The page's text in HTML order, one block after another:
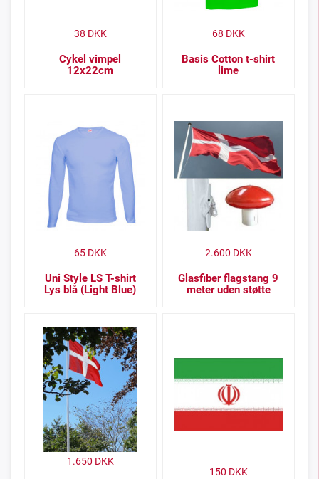
Cykel vimpel
12x22cm
38 DKK
Basis Cotton t-shirt
lime
68 DKK
Uni Style LS T-shirt
Lys blå (Light Blue)
65DKK
Glasfiber flagstang 9
meter uden støtte
2.600 DKK
1.650 DKK
150 DKK